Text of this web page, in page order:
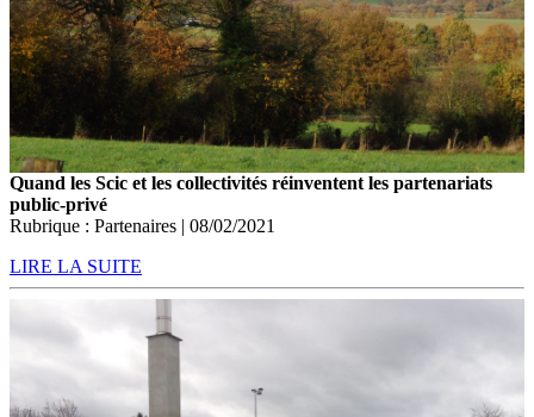
Quand les Scic et les collectivités réinventent les partenariats
public-privé
Rubrique : Partenaires | 08/02/2021
LIRE LA SUITE